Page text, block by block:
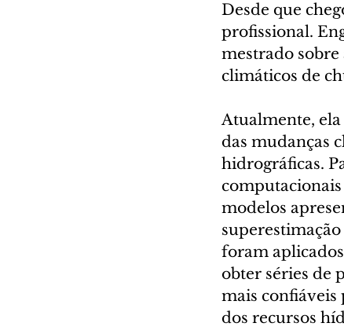
Desde que
profissional.
mestrado
climáticos de
Atualmente,
das mudanças
hidrográficas.
modelos
foram
obter séries de
mais confiáveis
dos recursos